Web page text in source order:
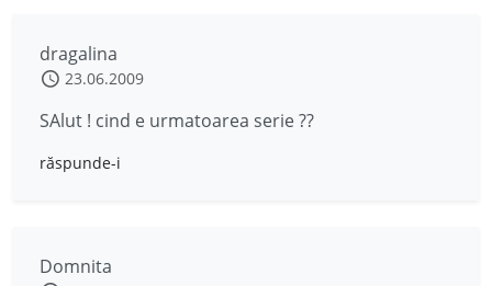
dragalina
23.06.2009
SAlut ! cind e urmatoarea serie ??
răspunde-i
Domnita